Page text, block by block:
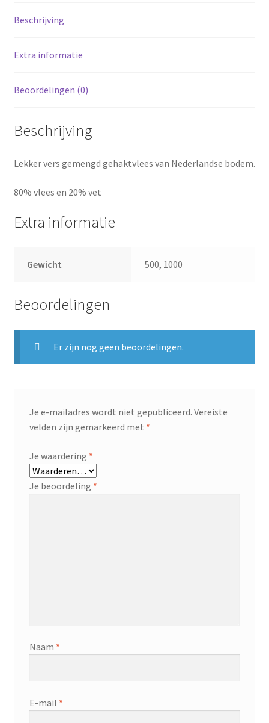
Beschrijving
Extra informatie
Beoordelingen (0)
Beschrijving
Lekker vers gemengd gehaktvlees van Nederlandse bodem.
80% vlees en 20% vet
Extra informatie
Gewicht 500, 1000
Beoordelingen
Er zijn nog geen beoordelingen.
Je e-mailadres wordt niet gepubliceerd. Vereiste
velden zijn gemarkeerd met *
Je waardering *
Je beoordeling *
Naam *
E-mail *